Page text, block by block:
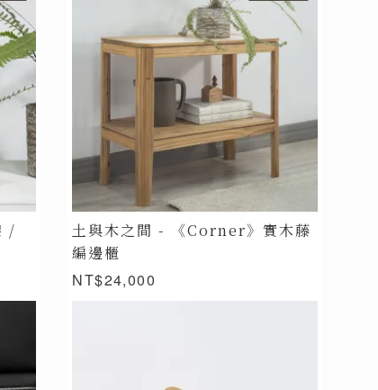
/
土與木之間 - 《Corner》實木藤
編邊櫃
NT$24,000